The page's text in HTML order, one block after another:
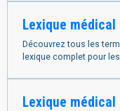
Lexique
Découvrez tous les
lexique complet pour
Lexique